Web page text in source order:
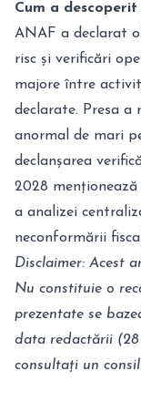
Cum a
ANAF a declarat
risc și verificări
majore între
declarate. Presa
anormal de mari
declanșarea
2028
a analizei
neconformării
Disclaimer: Acest
Nu constituie o
prezentate se
data redactării (28
consultați un